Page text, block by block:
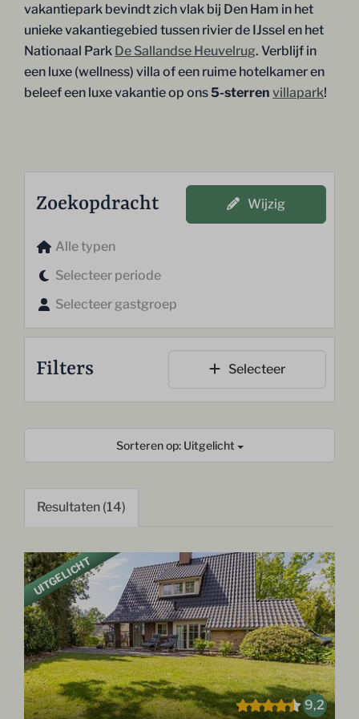
vakantiepark bevindt zich vlak bij Den Ham in het
unieke vakantiegebied tussen rivier de IJssel en het
Nationaal Park De Sallandse Heuvelrug. Verblijf in
een luxe (wellness) villa of een ruime hotelkamer en
beleef een luxe vakantie op ons5-sterrenvillapark!
Zoekopdracht Wijzig
Alle typen
Selecteer periode
Selecteer gastgroep
Filters Selecteer
Sorteren op: Uitgelicht
Resultaten (14)
UITGELICHT
9,2